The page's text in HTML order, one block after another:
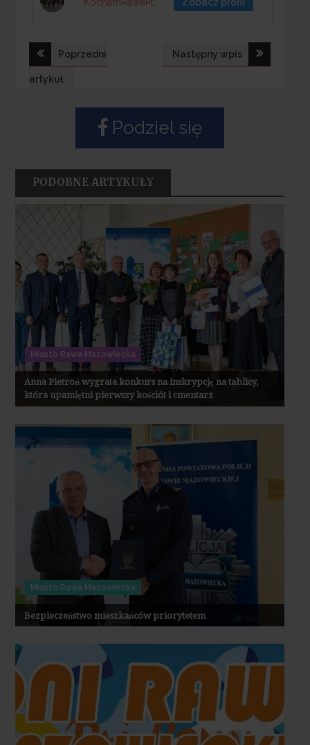
Nawigacja
wpisu
Poprzedni
artykuł
Następny wpis
Podziel się
PODOBNE ARTYKUŁY
Miasto Rawa Mazowiecka
Anna Pietroń wygrała konkurs na inskrypcję na tablicy,
która upamiętni pierwszy kościół i cmentarz
Miasto Rawa Mazowiecka
Bezpieczeństwo mieszkańców priorytetem